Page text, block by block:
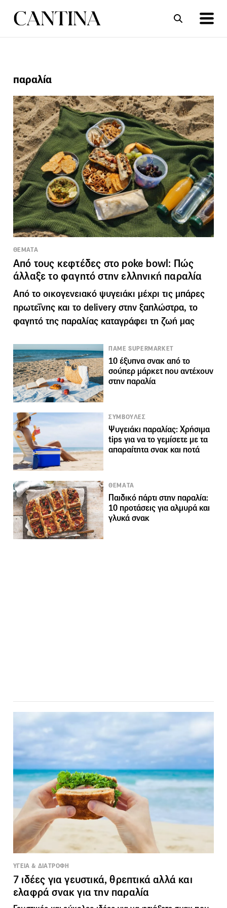
παραλία
ΘΕΜΑΤΑ
Από τους κεφτέδες στο poke bowl: Πώς
άλλαξε το φαγητό στην ελληνική παραλία
Από το οικογενειακό ψυγειάκι μέχρι τις μπάρες
πρωτεΐνης και το delivery στην ξαπλώστρα, το
φαγητό της παραλίας καταγράφει τη ζωή μας
ΠΑΜΕ SUPERMARKET
10 έξυπνα σνακ από το
σούπερ μάρκετ που αντέχουν
στην παραλία
ΣΥΜΒΟΥΛΕΣ
Ψυγειάκι παραλίας: Χρήσιμα
tips για να το γεμίσετε με τα
απαραίτητα σνακ και ποτά
ΘΕΜΑΤΑ
Παιδικό πάρτι στην παραλία:
10 προτάσεις για αλμυρά και
γλυκά σνακ
ΥΓΕΙΑ & ΔΙΑΤΡΟΦΗ
7 ιδέες για γευστικά, θρεπτικά αλλά και
ελαφρά σνακ για την παραλία